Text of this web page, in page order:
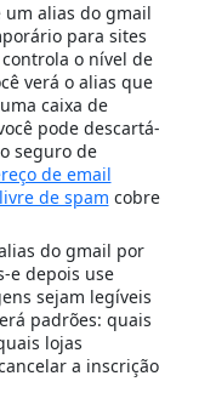
alias do gmail
para sites
o nível de
verá o alias que
caixa de
pode descartá-
seguro de
de email
de spam cobre
do gmail por
e depois use
sejam legíveis
padrões: quais
lojas
a inscrição